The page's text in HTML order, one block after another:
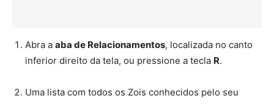
Abra a aba de Relacionamentos, localizada no canto
inferior direito da tela, ou pressione a tecla R.
Uma lista com todos os Zois conhecidos pelo seu